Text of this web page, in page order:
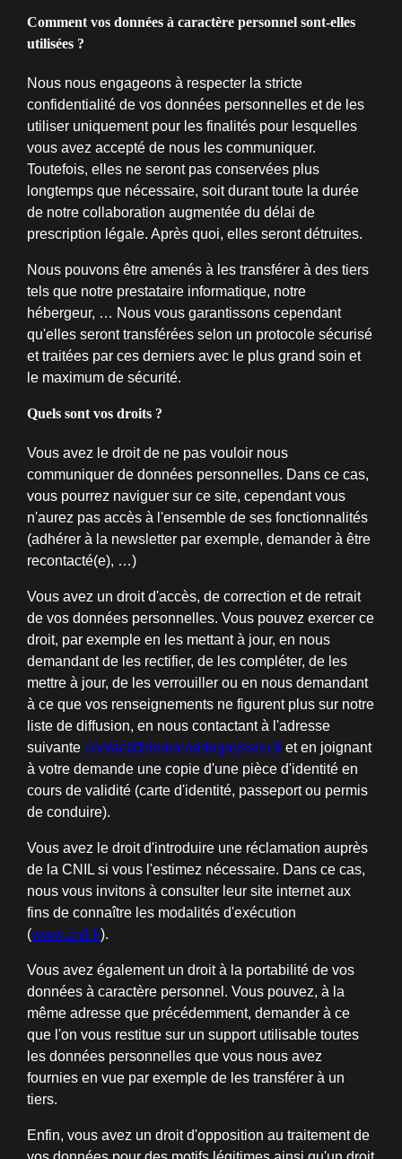
Comment vos données à caractère personnel sont-elles
utilisées ?
Nous nous engageons à respecter la stricte
confidentialité de vos données personnelles et de les
utiliser uniquement pour les finalités pour lesquelles
vous avez accepté de nous les communiquer.
Toutefois, elles ne seront pas conservées plus
longtemps que nécessaire, soit durant toute la durée
de notre collaboration augmentée du délai de
prescription légale. Après quoi, elles seront détruites.
Nous pouvons être amenés à les transférer à des tiers
tels que notre prestataire informatique, notre
hébergeur, … Nous vous garantissons cependant
qu'elles seront transférées selon un protocole sécurisé
et traitées par ces derniers avec le plus grand soin et
le maximum de sécurité.
Quels sont vos droits ?
Vous avez le droit de ne pas vouloir nous
communiquer de données personnelles. Dans ce cas,
vous pourrez naviguer sur ce site, cependant vous
n'aurez pas accès à l'ensemble de ses fonctionnalités
(adhérer à la newsletter par exemple, demander à être
recontacté(e), …)
Vous avez un droit d'accès, de correction et de retrait
de vos données personnelles. Vous pouvez exercer ce
droit, par exemple en les mettant à jour, en nous
demandant de les rectifier, de les compléter, de les
mettre à jour, de les verrouiller ou en nous demandant
à ce que vos renseignements ne figurent plus sur notre
liste de diffusion, en nous contactant à l'adresse
suivante contact@domainedegayssou.fret en joignant
à votre demande une copie d'une pièce d'identité en
cours de validité (carte d'identité, passeport ou permis
de conduire).
Vous avez le droit d'introduire une réclamation auprès
de la CNIL si vous l'estimez nécessaire. Dans ce cas,
nous vous invitons à consulter leur site internet aux
fins de connaître les modalités d'exécution
(www.cnil.fr).
Vous avez également un droit à la portabilité de vos
données à caractère personnel. Vous pouvez, à la
même adresse que précédemment, demander à ce
que l'on vous restitue sur un support utilisable toutes
les données personnelles que vous nous avez
fournies en vue par exemple de les transférer à un
tiers.
Enfin, vous avez un droit d'opposition au traitement de